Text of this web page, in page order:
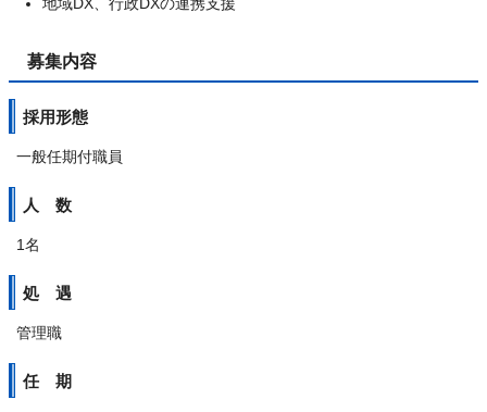
地域DX、行政DXの連携支援
募集内容
採用形態
一般任期付職員
人 数
1名
処 遇
管理職
任 期